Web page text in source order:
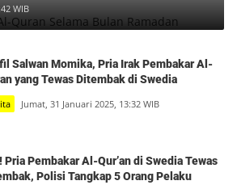
WIB
Salwan Momika, Pria Irak Pembakar Al-
yang Tewas Ditembak di Swedia
Jumat, 31 Januari 2025, 13:32 WIB
Pria Pembakar Al-Qur’an di Swedia Tewas
Polisi Tangkap 5 Orang Pelaku